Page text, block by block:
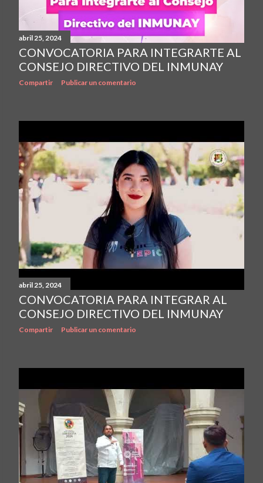
abril 25, 2024
CONVOCATORIA PARA INTEGRARTE AL
CONSEJO DIRECTIVO DEL INMUNAY
Compartir Publicar un comentario
abril 25, 2024
CONVOCATORIA PARA INTEGRAR AL
CONSEJO DIRECTIVO DEL INMUNAY
Compartir Publicar un comentario